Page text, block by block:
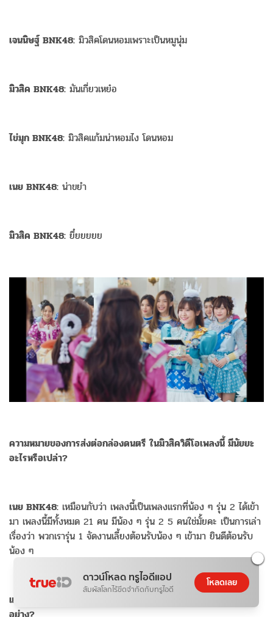
เจนนิษฐ์ BNK48: มิวสิคโดนหอมเพราะเป็นหมูนุ่ม
มิวสิค BNK48: มันเกี่ยวเหย๋อ
ไข่มุก BNK48: มิวสิคแก้มน่าหอมไง โดนหอม
เนย BNK48: น่าขยำ
มิวสิค BNK48: ยึ๋ยยยยย
ความหมายของการส่งต่อกล่องดนตรี ในมิวสิควิดีโอเพลงนี้ มีนัยยะ
อะไรหรือเปล่า?
เนย BNK48: เหมือนกับว่า เพลงนี้เป็นเพลงแรกที่น้อง ๆ รุ่น 2 ได้เข้า
มา เพลงนี้มีทั้งหมด 21 คน มีน้อง ๆ รุ่น 2 5 คนใช่มั้ยคะ เป็นการเล่า
เรื่องว่า พวกเรารุ่น 1 จัดงานเลี้ยงต้อนรับน้อง ๆ เข้ามา ยินดีต้อนรับ
น้อง ๆ
แต่คนก็มองว่า BNK48 รุ่น 2 ทั้ง 5 คนนี้ เป็นตัวแทนอะไรบ้าง
ดาวน์โหลด ทรูไอดีแอป
สัมผัสโลกไร้ขีดจำกัดกับทรูไอดี
โหลดเลย